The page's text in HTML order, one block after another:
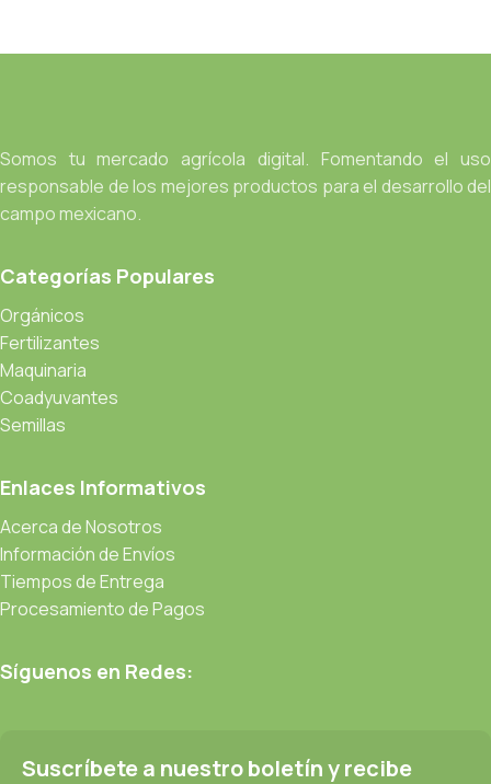
Somos tu mercado agrícola digital. Fomentando el uso
responsable de los mejores productos para el desarrollo del
campo mexicano.
Categorías Populares
Orgánicos
Fertilizantes
Maquinaria
Coadyuvantes
Semillas
Enlaces Informativos
Acerca de Nosotros
Información de Envíos
Tiempos de Entrega
Procesamiento de Pagos
Síguenos en Redes:
Suscríbete a nuestro boletín y recibe